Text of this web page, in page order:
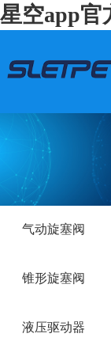
星空app官
气动旋塞阀
锥形旋塞阀
液压驱动器